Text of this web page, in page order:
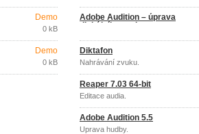
Demo
0 kB
Demo
0 kB
Adobe Audition – úprava
digitálního zvuku
Diktafon
Nahrávání zvuku.
Reaper 7.03 64-bit
Editace audia.
Adobe Audition 5.5
Úprava hudby.